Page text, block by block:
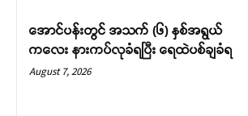
အောင်ပန်းတွင် အသက် (၆) နှစ်အရွယ်
ကလေး နားကပ်လုခံရပြီး ရေထဲပစ်ချခံရ
August 7, 2026